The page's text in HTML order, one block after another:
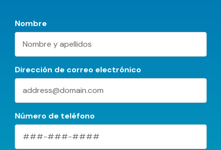
Nombre
Dirección de correo electrónico
Número de teléfono